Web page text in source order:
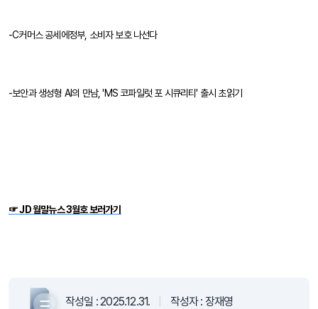
-C커머스 공세에정부, 소비자 보호 나선다
-보안과 생성형 AI의 만남, 'MS 코파일럿 포 시큐리티' 출시 초읽기
☞ JD 월말뉴스 3월호 보러가기
작성일 :2025.12.31. 작성자 : 장재영